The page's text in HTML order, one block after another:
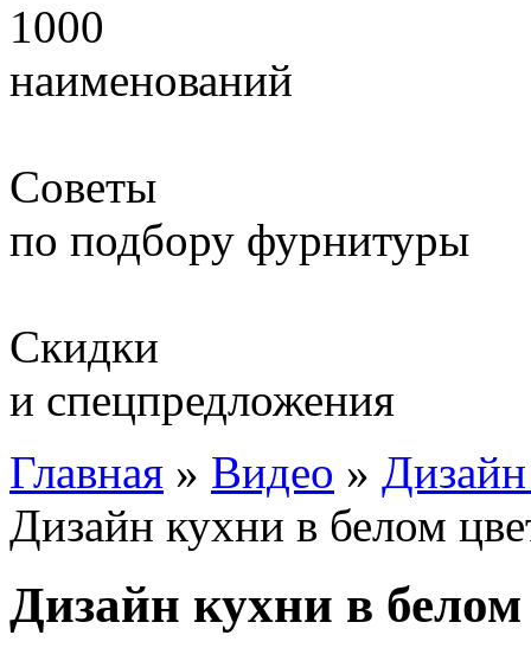
1000
наименований
Советы
по подбору фурнитуры
Скидки
и спецпредложения
Главная » Видео »
Дизайн кухни в белом
Дизайн кухни в белом